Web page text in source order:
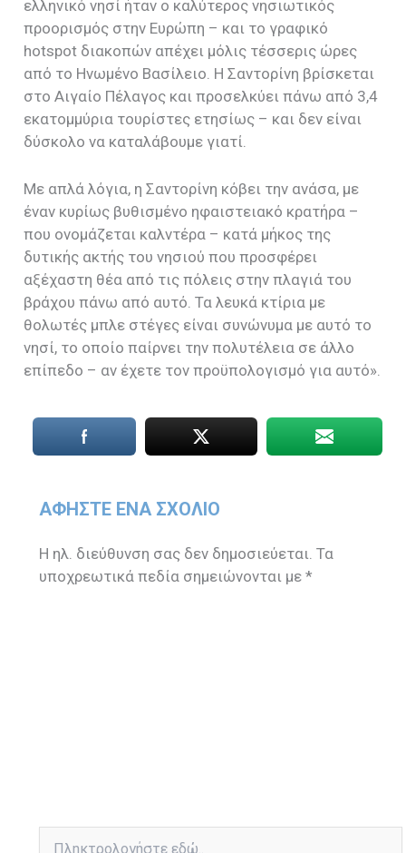
ελληνικό νησί ήταν ο καλύτερος νησιωτικός
προορισμός στην Ευρώπη – και το γραφικό
hotspot διακοπών απέχει μόλις τέσσερις ώρες
από το Ηνωμένο Βασίλειο. Η Σαντορίνη βρίσκεται
στο Αιγαίο Πέλαγος και προσελκύει πάνω από 3,4
εκατομμύρια τουρίστες ετησίως – και δεν είναι
δύσκολο να καταλάβουμε γιατί.
Με απλά λόγια, η Σαντορίνη κόβει την ανάσα, με
έναν κυρίως βυθισμένο ηφαιστειακό κρατήρα –
που ονομάζεται καλντέρα – κατά μήκος της
δυτικής ακτής του νησιού που προσφέρει
αξέχαστη θέα από τις πόλεις στην πλαγιά του
βράχου πάνω από αυτό. Τα λευκά κτίρια με
θολωτές μπλε στέγες είναι συνώνυμα με αυτό το
νησί, το οποίο παίρνει την πολυτέλεια σε άλλο
επίπεδο – αν έχετε τον προϋπολογισμό για αυτό».
ΑΦΉΣΤΕ ΈΝΑ ΣΧΌΛΙΟ
Η ηλ. διεύθυνση σας δεν δημοσιεύεται. Τα
υποχρεωτικά πεδία σημειώνονται με*